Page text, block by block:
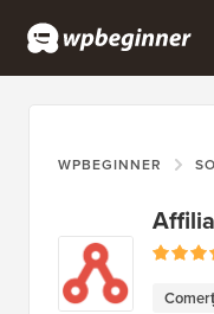
WPBEGINNER